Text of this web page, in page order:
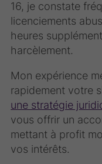
16, je constate
licenciements
heures
harcèlement.
Mon expérience
rapidement votre
une stratégie
vous offrir un
mettant à profit
vos intérêts.